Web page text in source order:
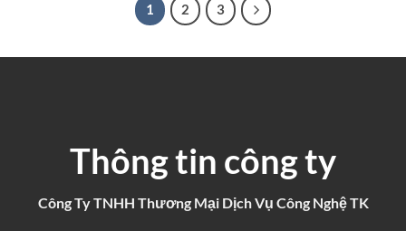
1 2 3
Thông tin công ty
Công Ty TNHH Thương Mại Dịch Vụ Công Nghệ TK